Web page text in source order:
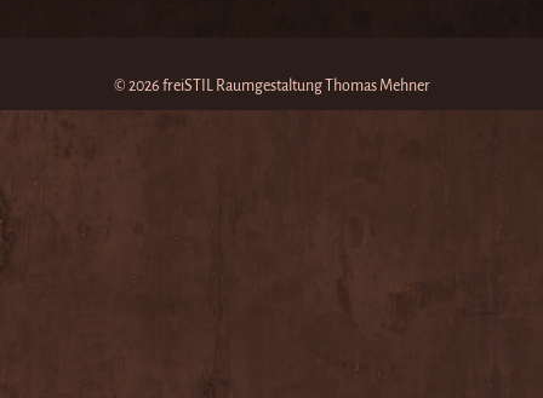
© 2026 freiSTIL Raumgestaltung Thomas Mehner